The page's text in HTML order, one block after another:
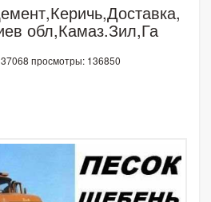
объявление
обл,Камаз.Зил,Га
просмотры: 136850